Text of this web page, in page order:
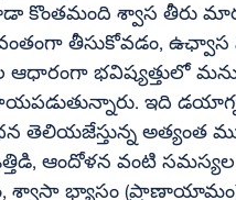
కూడా కొంతమంది శ్వాస తీరు
తీసుకోవడం,
భవిష్యత్తులో
ఇది డయాగ్నస్టిక్‌ రంగం లో ఒక
తెలియజేస్తున్న అత్యంత
ఆందోళన వంటి